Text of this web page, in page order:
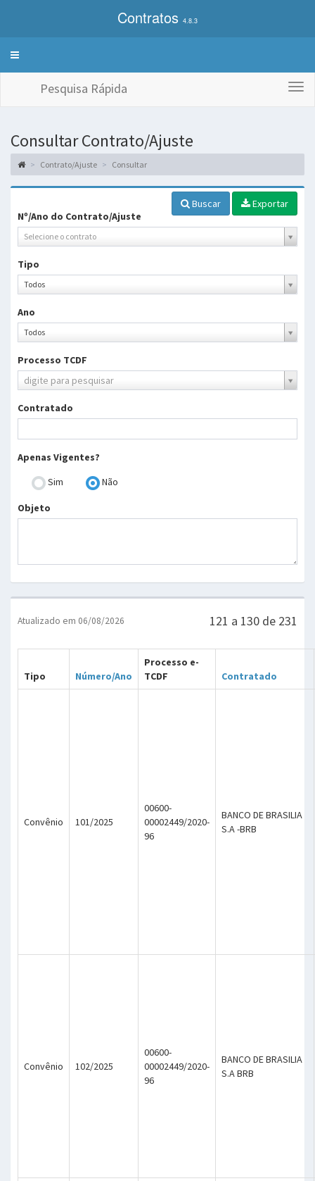
Contratos 4.8.3
Alterna
Pesquisa Rápida
Consultar Contrato/Ajuste
Contrato/Ajuste Consultar
Buscar
Exportar
Nº/Ano do Contrato/Ajuste
Selecione o contrato
Tipo
Todos
Tipo
Ano
Todos
Ano
Processo TCDF
digite para pesquisar
Processo
TCDF
Contratado
Apenas Vigentes?
Sim
Não
Objeto
Atualizado em 06/08/2026 121 a 130 de 231
Tipo Número/Ano
Processo e-
TCDF
Contratado
Convênio 101/2025
00600-
00002449/2020-
96
BANCO DE BRASILIA
S.A -BRB
Convênio 102/2025
00600-
00002449/2020-
96
BANCO DE BRASILIA
S.A BRB